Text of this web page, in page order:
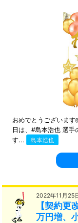
おめでとうございま
日は、#島本浩也 選手
す...
島本浩也
2022年11月25
【契約
万円増、